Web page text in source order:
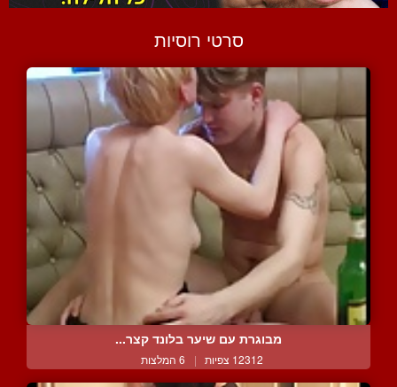
סרטי רוסיות
מבוגרת עם שיער בלונד קצר...
12312 צפיות | 6 המלצות